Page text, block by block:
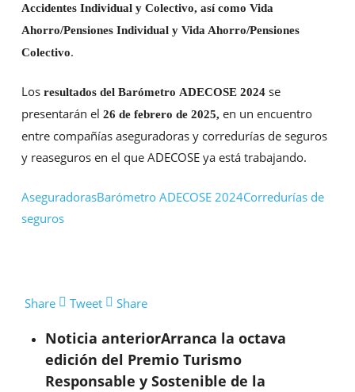
Accidentes Individual y Colectivo, así como Vida
Ahorro/Pensiones Individual y Vida Ahorro/Pensiones
Colectivo.
Los resultados del Barómetro ADECOSE 2024se
presentarán el 26 de febrero de 2025,en un encuentro
entre compañías aseguradoras y corredurías de seguros
y reaseguros en el que ADECOSE ya está trabajando.
AseguradorasBarómetro ADECOSE 2024Corredurías de
seguros
Share Tweet Share
Noticia anteriorArranca la octava
edición del Premio Turismo
Responsable y Sostenible de la